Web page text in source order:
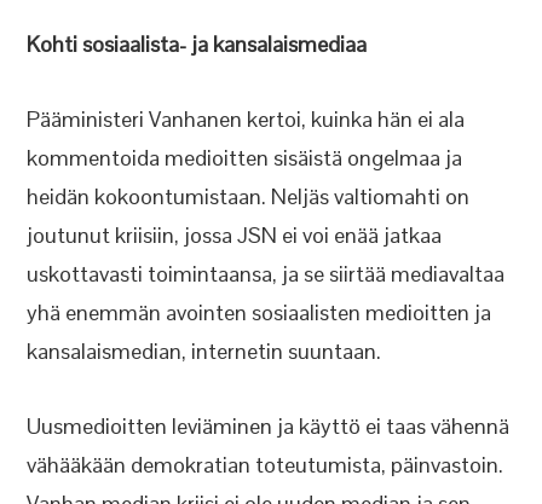
Kohti sosiaalista- ja kansalaismediaa
Pääministeri Vanhanen kertoi, kuinka hän ei ala
kommentoida medioitten sisäistä ongelmaa ja
heidän kokoontumistaan. Neljäs valtiomahti on
joutunut kriisiin, jossa JSN ei voi enää jatkaa
uskottavasti toimintaansa, ja se siirtää mediavaltaa
yhä enemmän avointen sosiaalisten medioitten ja
kansalaismedian, internetin suuntaan.
Uusmedioitten leviäminen ja käyttö ei taas vähennä
vähääkään demokratian toteutumista, päinvastoin.